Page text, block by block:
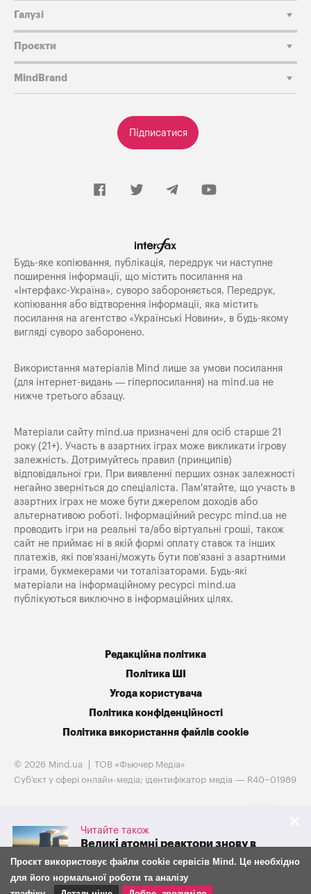
Читайте також
Великі атомні реактори знову в
грі. Westinghouse готується до
IPO на тлі потужної підтримки
адміністрації Трампа
Підписатися
Галузі
Проєкти
MindBrand
Будь-яке копiювання, публiкацiя, передрук чи наступне
поширення iнформацiї, що мiстить посилання на
«Iнтерфакс-Україна», суворо забороняється. Передрук,
копіювання або відтворення інформації, яка містить
посилання на агентство «Українські Новини», в будь-якому
вигляді суворо заборонено.
Використання матеріалів Mind лише за умови посилання
(для інтернет-видань — гіперпосилання) на mind.ua не
нижче третього абзацу.
Матеріали сайту mind.ua призначені для осіб старше 21
року (21+). Участь в азартних іграх може викликати ігрову
залежність. Дотримуйтесь правил (принципів)
відповідальної гри. При виявленні перших ознак залежності
негайно зверніться до спеціаліста. Пам'ятайте, що участь в
азартних іграх не може бути джерелом доходів або
альтернативою роботі. Інформаційний ресурс mind.ua не
проводить ігри на реальні та/або віртуальні гроші, також
сайт не приймає ні в якій формі оплату ставок та інших
платежів, які пов’язані/можуть бути пов’язані з азартними
іграми, букмекерами чи тоталізаторами. Будь-які
матеріали на інформаційному ресурсі mind.ua
публікуються виключно в інформаційних цілях.
Редакційна політика
Політика ШІ
Угода користувача
Політика конфіденційності
Політика використання файлів cookie
© 2026 Mind.ua
ТОВ «Фьючер Медiа»
Cуб'єкт у сфері онлайн-медіа; ідентифікатор медіа — R40−01989
Проєкт використовує файли cookie сервісів Mind. Це необхідно
для його нормальної роботи та аналізу